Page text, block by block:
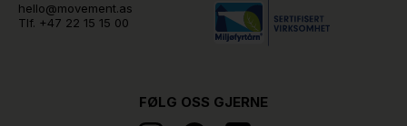
hello@movement.as
Tlf. +47 22 15 15 00
FØLG OSS GJERNE